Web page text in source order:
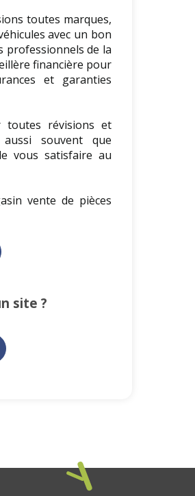
toutes marques,
avec un bon
professionnels de la
financière pour
et garanties
toutes révisions et
souvent que
vous satisfaire au
vente de pièces
site ?